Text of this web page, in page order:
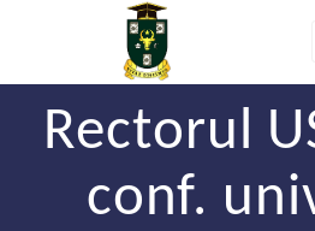
Rectorul
conf.